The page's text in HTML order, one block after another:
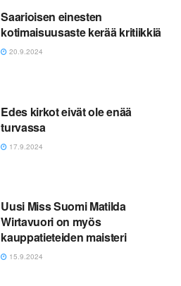
Saarioisen einesten
kotimaisuusaste kerää kritiikkiä
20.9.2024
Edes kirkot eivät ole enää
turvassa
17.9.2024
Uusi Miss Suomi Matilda
Wirtavuori on myös
kauppatieteiden maisteri
15.9.2024